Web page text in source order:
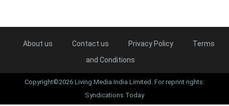
About us Contact us Privacy Policy
Terms
and Conditions
Copyright©2026 Living Media India Limited. For reprint rights:
Syndications Today